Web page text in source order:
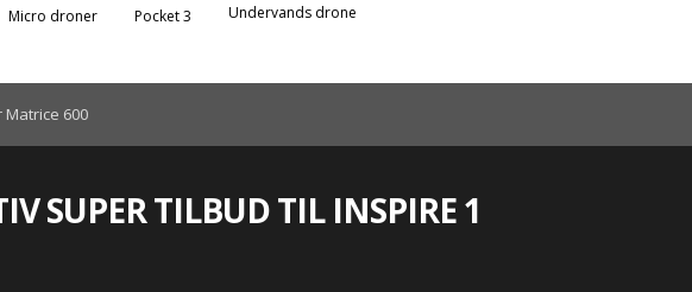
Micro droner Pocket 3 Undervands drone
Matrice 600
SUPER TILBUD TIL INSPIRE 1